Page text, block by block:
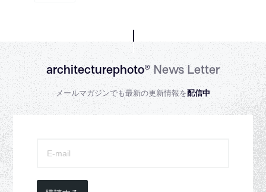
architecturephoto®News Letter
メールマガジンでも最新の更新情報を配信中